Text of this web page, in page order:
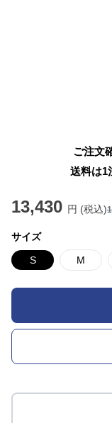
ご注文
送料は1
13,430 円 (税込)
サイズ
S M